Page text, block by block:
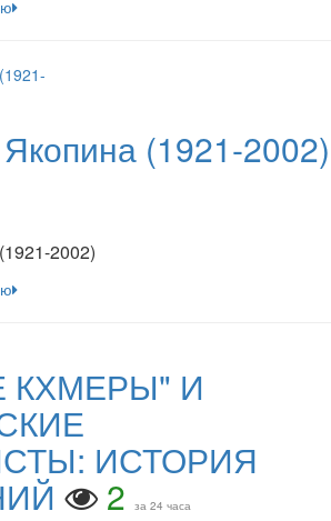
(1921-2002)
2002)
КХМЕРЫ" И
ИСТОРИЯ
2 за 24 часа